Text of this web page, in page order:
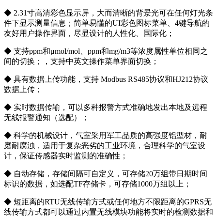
◆ 2.31寸高清彩色显示屏，大而清晰的背景光可在任何灯光条
件下显示测量信息；简单易懂的UI彩色图标菜单、4键导航的
友好用户操作界面，尽显设计的人性化、国际化；
◆ 支持ppm和μmol/mol、ppm和mg/m3等浓度属性单位相同之
间的切换；，支持中英文操作菜单界面切换；
◆ 具有数据上传功能，支持 Modbus RS485协议和HJ212协议
数据上传；
◆ 实时数据传输，可以多种报警方式准确地发出本地及远程
无线报警通知（选配）；
◆ 科学的机械设计，气室采用军工品质的高强度铝型材，耐
磨耐腐浊，适用于复杂恶劣的工业环境，合理科学的气室设
计，保证传感器实时监测的准确性；
◆ 自动存储，存储间隔可自定义，可存储20万组带日期时间
标识的数据，如选配TF存储卡，可存储1000万组以上；
◆ 短距离的RTU无线传输方式或任何地方不限距离的GPRS无
线传输方式都可以通过内置无线模块功能将实时的检测数据和